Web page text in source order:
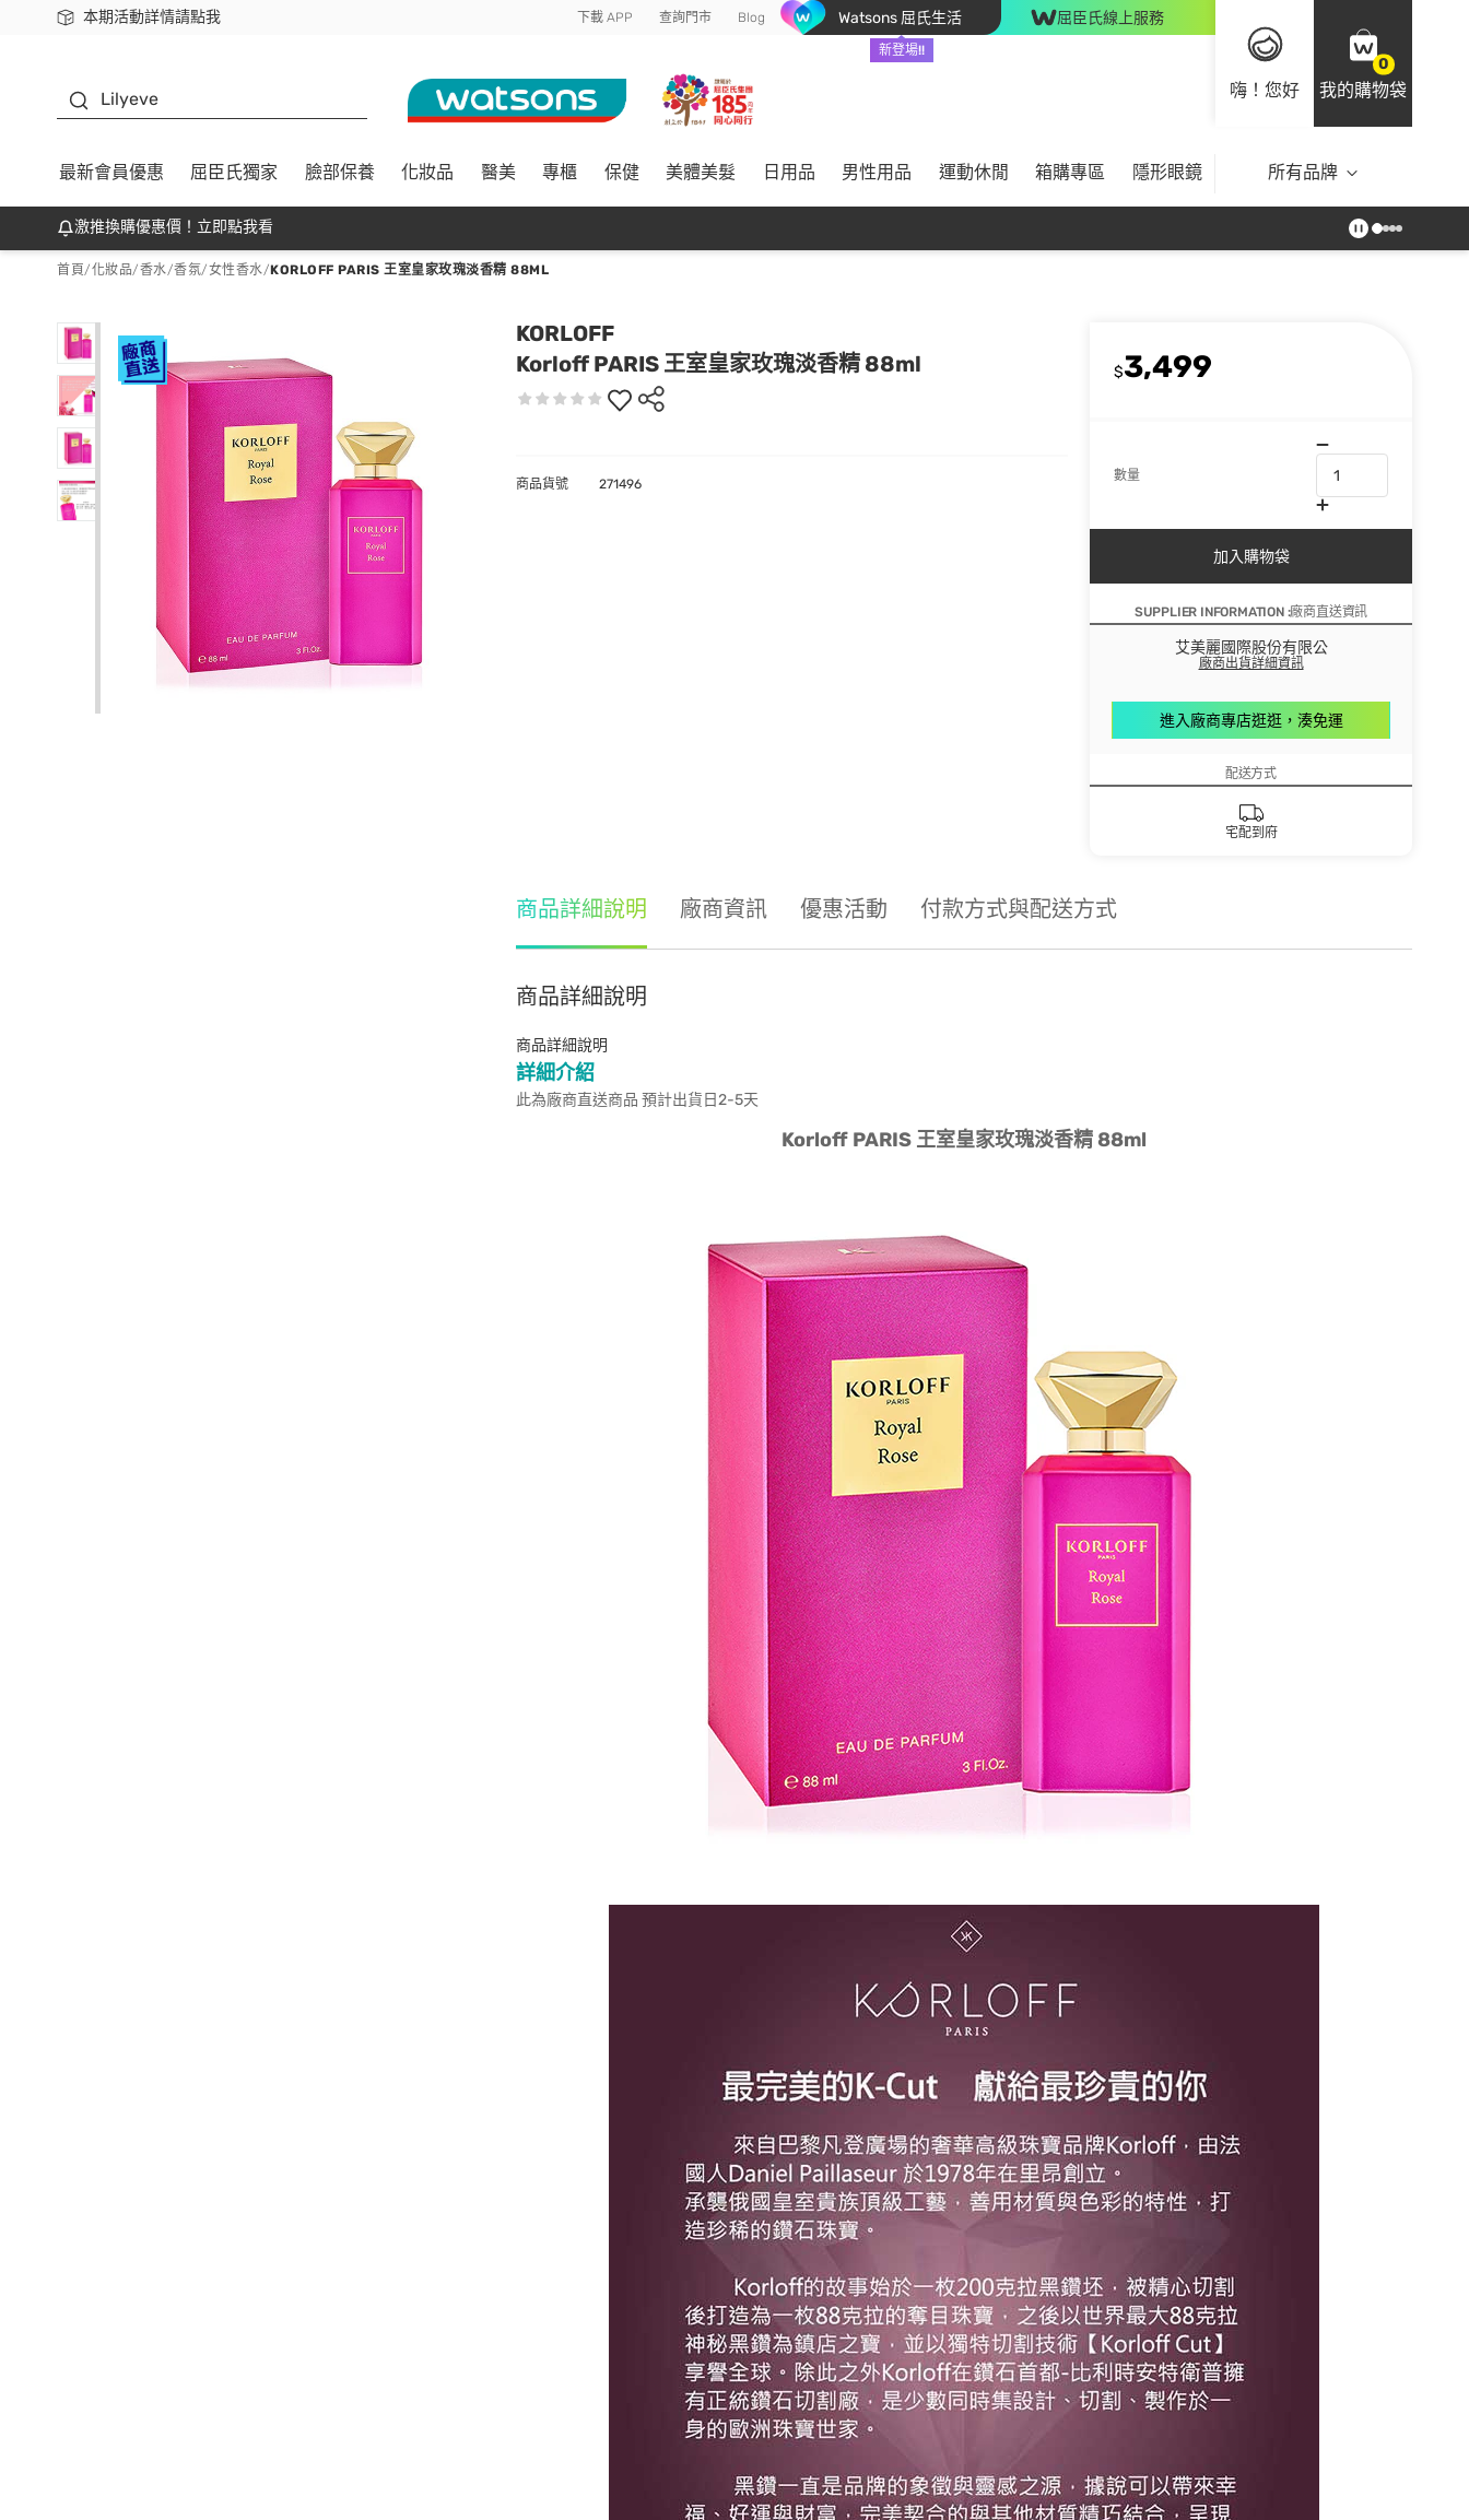
本期活動詳情請點我
下載app最高回饋$350 下載 APP 查詢門市 Blog Watsons 屈氏生活
新登場!!
屈臣氏線上服務
嗨！您好
0
我的購物袋
Lilyeve
最新會員優惠 屈臣氏獨家 臉部保養 化妝品 醫美 專櫃 保健 美體美髮 日用品 男性用品 運動休閒 箱購專區 隱形眼鏡 所有品牌
激推換購優惠價！立即點我看
首頁/化妝品/香水/香氛/女性香水/KORLOFF PARIS 王室皇家玫瑰淡香精 88ML
KORLOFF
Korloff PARIS 王室皇家玫瑰淡香精 88ml
$3,499
數量
加入購物袋
SUPPLIER INFORMATION :廠商直送資訊
艾美麗國際股份有限公
廠商出貨詳細資訊
進入廠商專店逛逛，湊免運
配送方式
宅配到府
商品貨號 271496
商品詳細說明 廠商資訊 優惠活動 付款方式與配送方式
商品詳細說明
商品詳細說明
詳細介紹
此為廠商直送商品 預計出貨日2-5天
Korloff PARIS 王室皇家玫瑰淡香精 88ml